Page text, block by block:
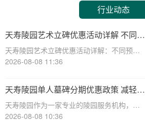
行业动态
天寿陵园艺术立碑优惠活动详解 不同预
算专属让利方案详解
天寿陵园艺术立碑优惠活动详解：不同预算
专属让利方案详解☎ 天寿陵园电话:400-838-
者的深深敬意和对生者的美好回忆。为了更
好地满足不同家庭的祭奠需求，天
2026-08-08 11:36
天寿陵园单人墓碑分期优惠政策 减轻一
次性付款压力详解及具体方案
天寿陵园作为一家专业的陵园服务机构，深
知一次性支付墓碑费用对许多家庭来说可能
2026-08-08 10:36